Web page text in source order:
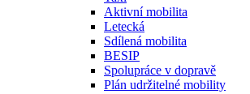
Aktivní mobilita
Letecká
Sdílená mobilita
BESIP
Spolupráce v dopravě
Plán udržitelné mobility